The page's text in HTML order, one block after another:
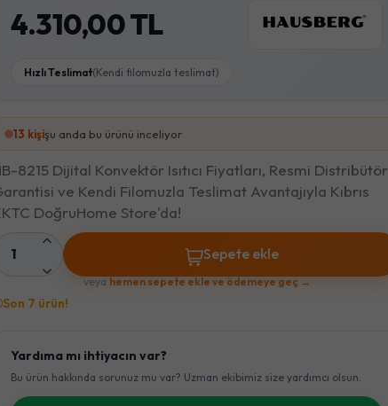
4.310,00 TL
Hızlı Teslimat(Kendi filomuzla teslimat)
13 kişişu anda bu ürünü inceliyor
8215 Dijital Konvektör Isıtıcı Fiyatları, Resmi Distribütör
ve Kendi Filomuzla Teslimat Avantajıyla Kıbrıs
DoğruHome Store'da!
1 Sepete ekle
veya hemen sepete ekle ve ödemeye geç →
Son 7 ürün!
Yardıma mı ihtiyacın var?
Bu ürün hakkında sorunuz mu var? Uzman ekibimiz size yardımcı olsun.